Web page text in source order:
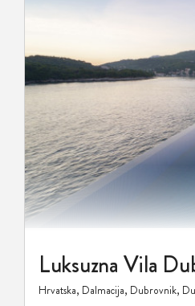
Hrvatska, Dalmacija, Dubrovnik,